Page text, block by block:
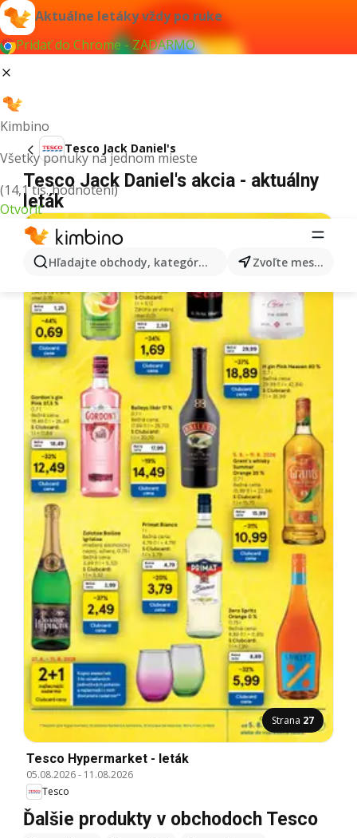
Aktuálne letáky vždy po ruke
Pridať do Chrome - ZADARMO
Kimbino
Všetky ponuky na jednom mieste
(14,1 tis. hodnotení)
Otvoriť
Hľadajte obchody, kategórie, produkty... Zvoľte mesto
Tesco Jack Daniel's
Tesco Jack Daniel's akcia - aktuálny
leták
Strana 27
Tesco Hypermarket - leták
05.08.2026- 11.08.2026
Tesco
Ďalšie produkty v obchodoch Tesco